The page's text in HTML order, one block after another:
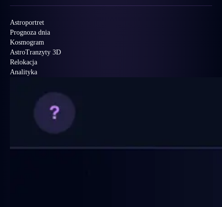
Astroportret
Prognoza dnia
Kosmogram
AstroTranzyty 3D
Relokacja
Analityka